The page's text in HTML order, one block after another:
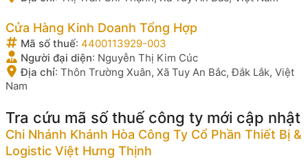
Cửa Hàng Kinh Doanh Tổng Hợp
Mã số thuế: 4400113929-003
Người đại diện: Nguyễn Thị Kim Cúc
Địa chỉ: Thôn Trường Xuân, Xã Tuy An Bắc, Đắk Lắk, Việt
Nam
Tra cứu mã số thuế công ty mới cập nhật
Chi Nhánh Khánh Hòa Công Ty Cổ Phần Thiết Bị &
Logistic Việt Hưng Thịnh